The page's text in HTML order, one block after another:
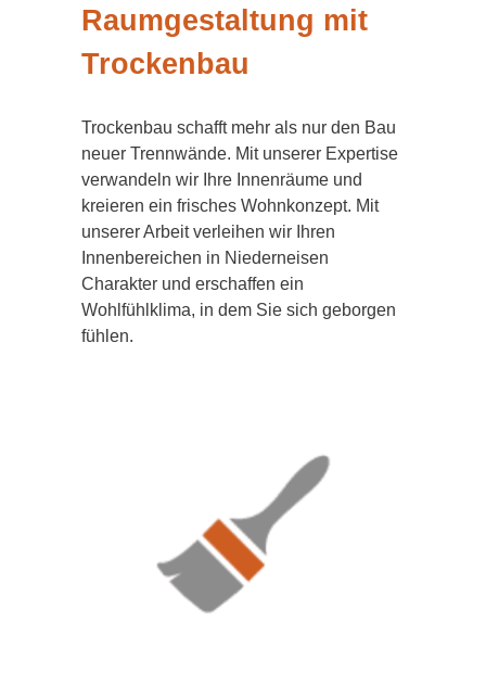
Raumgestaltung mit
Trockenbau
Trockenbau schafft mehr als nur den Bau
neuer Trennwände. Mit unserer Expertise
verwandeln wir Ihre Innenräume und
kreieren ein frisches Wohnkonzept. Mit
unserer Arbeit verleihen wir Ihren
Innenbereichen in Niederneisen
Charakter und erschaffen ein
Wohlfühlklima, in dem Sie sich geborgen
fühlen.